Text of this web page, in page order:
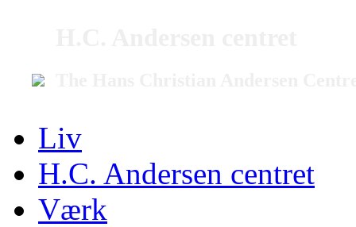
Liv
H.C. Andersen centret
Værk